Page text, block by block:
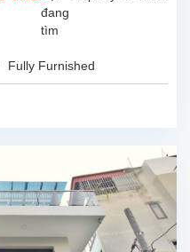
3
nhà...
đang
tìm
ngôi
nhà
1
vùng
sông
Fully Furnished